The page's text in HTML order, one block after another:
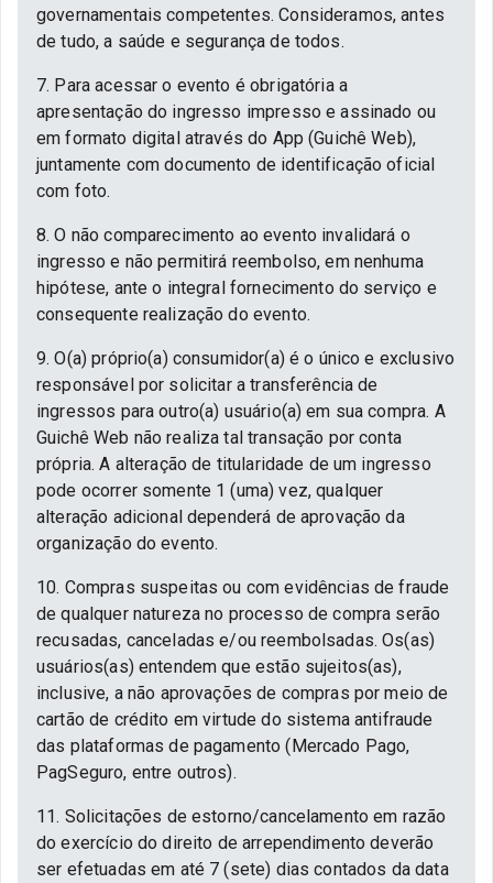
governamentais competentes. Consideramos, antes
de tudo, a saúde e segurança de todos.
7. Para acessar o evento é obrigatória a
apresentação do ingresso impresso e assinado ou
em formato digital através do App (Guichê Web),
juntamente com documento de identificação oficial
com foto.
8. O não comparecimento ao evento invalidará o
ingresso e não permitirá reembolso, em nenhuma
hipótese, ante o integral fornecimento do serviço e
consequente realização do evento.
9. O(a) próprio(a) consumidor(a) é o único e exclusivo
responsável por solicitar a transferência de
ingressos para outro(a) usuário(a) em sua compra. A
Guichê Web não realiza tal transação por conta
própria. A alteração de titularidade de um ingresso
pode ocorrer somente 1 (uma) vez, qualquer
alteração adicional dependerá de aprovação da
organização do evento.
10. Compras suspeitas ou com evidências de fraude
de qualquer natureza no processo de compra serão
recusadas, canceladas e/ou reembolsadas. Os(as)
usuários(as) entendem que estão sujeitos(as),
inclusive, a não aprovações de compras por meio de
cartão de crédito em virtude do sistema antifraude
das plataformas de pagamento (Mercado Pago,
PagSeguro, entre outros).
11. Solicitações de estorno/cancelamento em razão
do exercício do direito de arrependimento deverão
ser efetuadas em até 7 (sete) dias contados da data